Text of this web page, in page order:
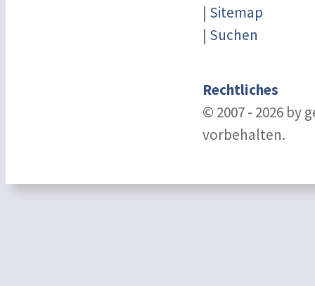
| Sitemap
| Suchen
Rechtliches
© 2007 - 2026 by
vorbehalten.